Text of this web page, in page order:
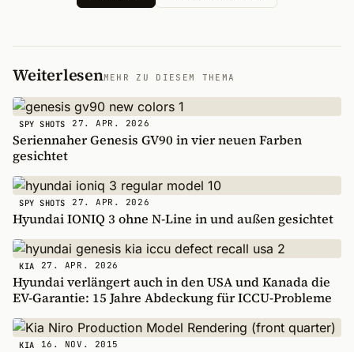
WeiterlesenMEHR ZU DIESEM THEMA
SPY SHOTS 27. APR. 2026
Seriennaher Genesis GV90 in vier neuen Farben
gesichtet
SPY SHOTS 27. APR. 2026
Hyundai IONIQ 3 ohne N-Line in und außen gesichtet
KIA 27. APR. 2026
Hyundai verlängert auch in den USA und Kanada die
EV-Garantie: 15 Jahre Abdeckung für ICCU-Probleme
KIA 16. NOV. 2015